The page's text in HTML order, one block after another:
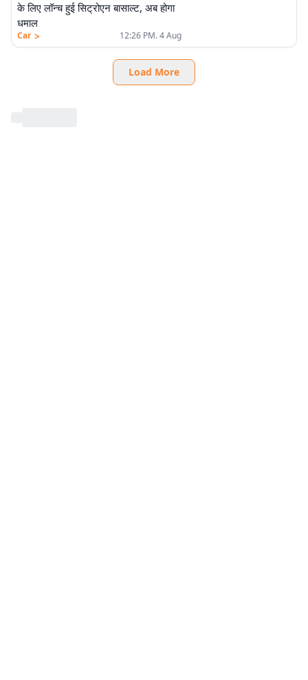
के लिए लॉन्च हुई सिट्रोएन बासाल्ट, अब होगा
धमाल
Car > 12:26 PM. 4 Aug
Load More